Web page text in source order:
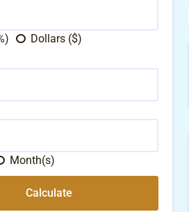
Dollars ($)
Month(s)
Calculate